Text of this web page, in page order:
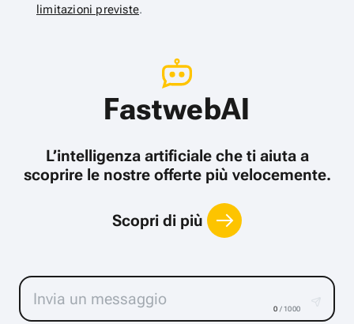
limitazioni previste.
FastwebAI
L’intelligenza artificiale che ti aiuta a
scoprire le nostre offerte più velocemente.
Scopri di più
0 / 1000